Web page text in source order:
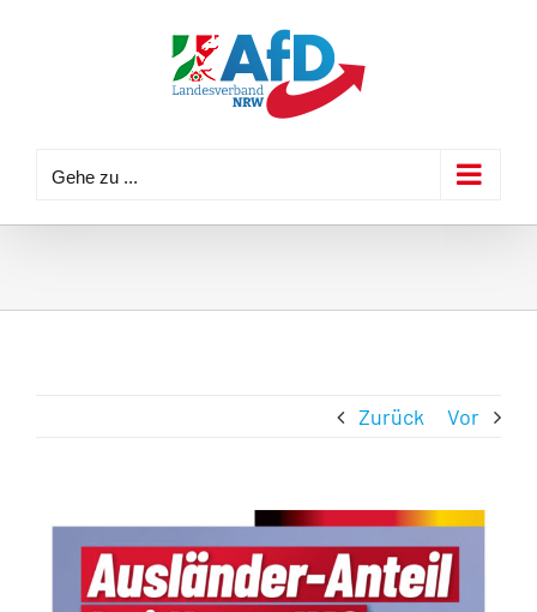
Gehe zu ...
Zurück Vor